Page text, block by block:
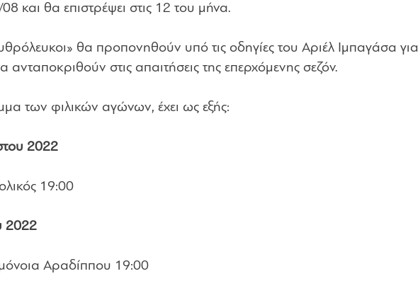
και θα επιστρέψει στις 12 του μήνα.
θα προπονηθούν υπό τις οδηγίες του Αριέλ Ιμπαγάσα
ανταποκριθούν στις απαιτήσεις της επερχόμενης σεζόν.
των φιλικών αγώνων, έχει ως εξής:
2022
19:00
2022
Αραδίππου 19:00